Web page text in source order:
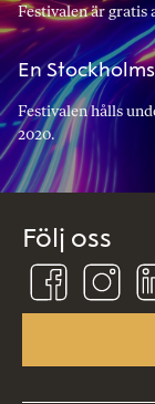
Festivalen är gratis
En
Festivalen hålls
2020.
Följ oss
Följ
oss
på
Följ
på